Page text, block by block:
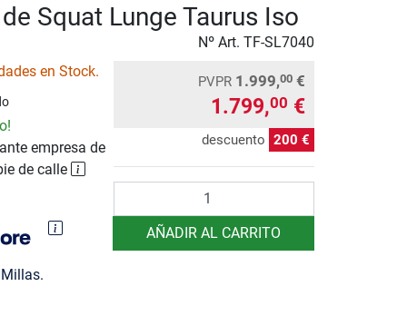
Squat Lunge Taurus Iso
Nº Art. TF-SL7040
en Stock.
empresa de
de calle
PVPR 1.999,00 €
1.799,00 €
descuento 200 €
AÑADIR AL CARRITO